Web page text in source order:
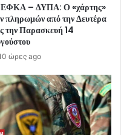
– ΔΥΠΑ: Ο «χάρτης»
πληρωμών από την Δευτέρα
την Παρασκευή 14
ώρες ago